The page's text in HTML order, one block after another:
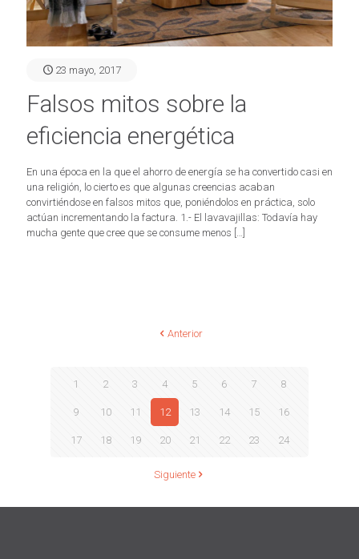
23 mayo, 2017
Falsos mitos sobre la
eficiencia energética
En una época en la que el ahorro de energía se ha convertido casi en
una religión, lo cierto es que algunas creencias acaban
convirtiéndose en falsos mitos que, poniéndolos en práctica, solo
actúan incrementando la factura. 1.- El lavavajillas: Todavía hay
mucha gente que cree que se consume menos […]
Anterior
1 2 3 4 5 6 7 8
9 10 11 12 13 14 15 16
17 18 19 20 21 22 23 24
Siguiente